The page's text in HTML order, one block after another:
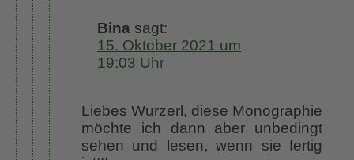
Bina sagt:
15. Oktober 2021 um
19:03 Uhr
Liebes Wurzerl, diese Monographie
möchte ich dann aber unbedingt
sehen und lesen, wenn sie fertig